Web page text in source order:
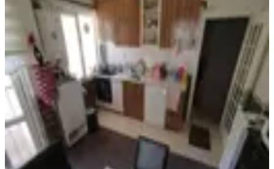
Geniş Mutfaklı 2+1
Keçiören, Aktepe Mahallesi
2+1
110 m² · Bahçe katı 20.07.2026
3.950.000 ₺
REALTY GATE GAYRİMENKULTURGUT BARIŞIK
Ara